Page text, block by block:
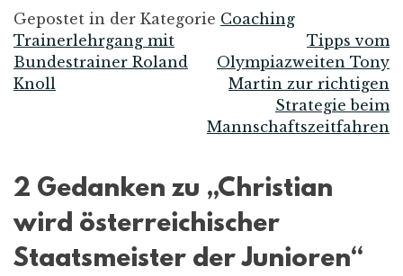
Gepostet in der Kategorie Coaching
Beitrags-
Navigation
Trainerlehrgang mit
Bundestrainer Roland
Knoll
Tipps vom
Olympiazweiten Tony
Martin zur richtigen
Strategie beim
Mannschaftszeitfahren
2 Gedanken zu „Christian
wird österreichischer
Staatsmeister der Junioren“